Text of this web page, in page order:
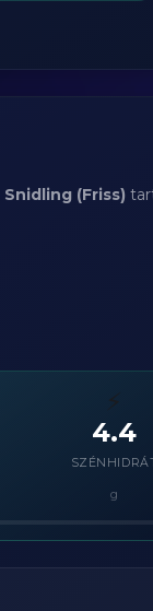
Snidling (Friss)
⚡
4.4
g